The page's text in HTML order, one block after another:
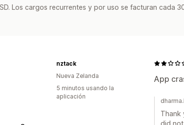
Los cargos recurrentes y por uso se facturan cada
App
nztack
Nueva Zelanda
5 minutos usando la
aplicación
Thank
did not